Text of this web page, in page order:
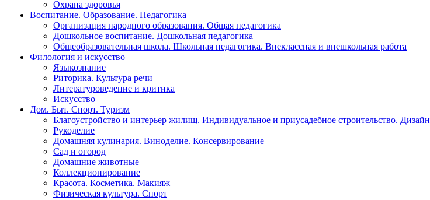
Охрана здоровья
Воспитание. Образование. Педагогика
Организация народного образования. Общая педагогика
Дошкольное воспитание. Дошкольная педагогика
Общеобразовательная школа. Школьная педагогика. Внеклассная и внешкольная работа
Филология и искусство
Языкознание
Риторика. Культура речи
Литературоведение и критика
Искусство
Дом. Быт. Спорт. Туризм
Благоустройство и интерьер жилищ. Индивидуальное и приусадебное строительство. Дизайн
Рукоделие
Домашняя кулинария. Виноделие. Консервирование
Сад и огород
Домашние животные
Коллекционирование
Красота. Косметика. Макияж
Физическая культура. Спорт